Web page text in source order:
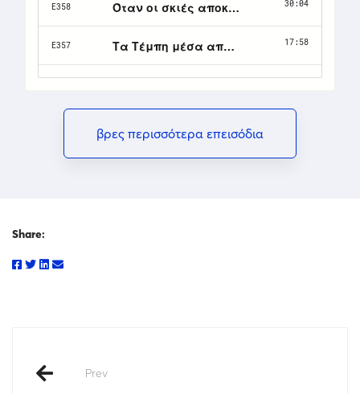
βρες περισσότερα επεισόδια
Share:
Prev